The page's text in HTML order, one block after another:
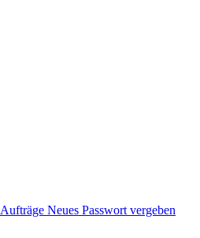
Aufträge Neues Passwort vergeben